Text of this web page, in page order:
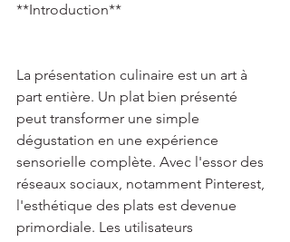
**Introduction**
La présentation culinaire est un art à
part entière. Un plat bien présenté
peut transformer une simple
dégustation en une expérience
sensorielle complète. Avec l'essor des
réseaux sociaux, notamment Pinterest,
l'esthétique des plats est devenue
primordiale. Les utilisateurs